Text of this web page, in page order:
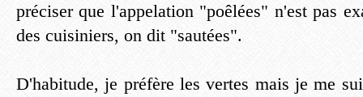
préciser que l'appelation "poêlées" n'est pas
des cuisiniers, on dit "sautées".
D'habitude, je préfère les vertes mais je me